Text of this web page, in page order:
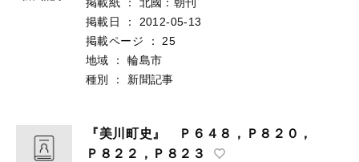
掲載日
：
2012-05-13
掲載ページ
：
25
地域
：
輪島市
種別
： 新聞記事
『美川町史』 Ｐ６４８，Ｐ８２０，
Ｐ８２２，Ｐ８２３